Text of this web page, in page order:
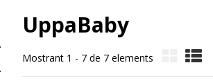
UppaBaby
Mostrant 1 - 7 de 7 elements